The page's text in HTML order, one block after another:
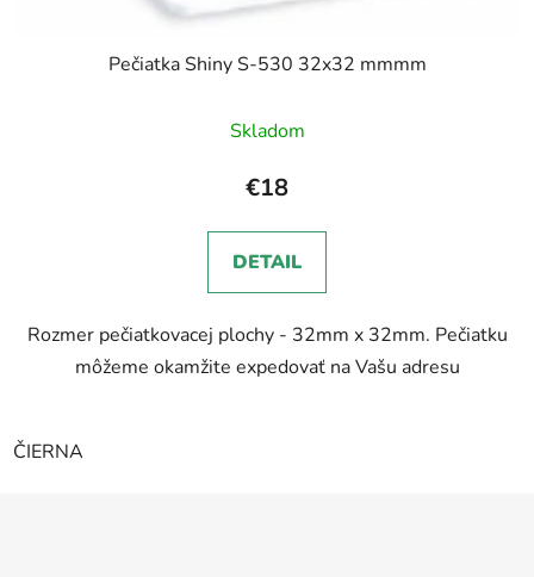
Pečiatka Shiny S-530 32x32 mmmm
hodnotenie
produktu
5,0
z
hviezdičiek.
Skladom
€18
DETAIL
Rozmer pečiatkovacej plochy - 32mm x 32mm. Pečiatku
môžeme okamžite expedovať na Vašu adresu
ČIERNA